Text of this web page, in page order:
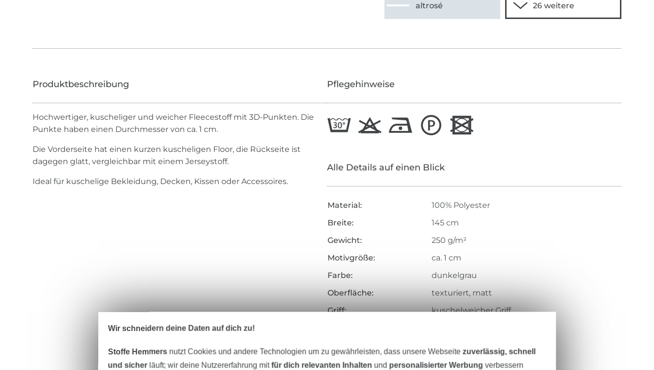
altrosé
Hochwertiger, kuscheliger und weicher Fleecestoff mit 3D-Punkten. Die
Punkte haben einen Durchmesser von ca. 1 cm.
Die Vorderseite hat einen kurzen kuscheligen Floor, die Rückseite ist
dagegen glatt, vergleichbar mit einem Jerseystoff.
Ideal für kuschelige Bekleidung, Decken, Kissen oder Accessoires.
Pflegehinweise
Alle Details auf einen Blick
Material:
100% Polyester
Breite:
145 cm
Gewicht:
250 g/m²
Motivgröße:
ca. 1 cm
Farbe:
dunkelgrau
Oberfläche:
texturiert, matt
Griff:
kuschelweicher Griff
Merkmale:
flauschig, weich, leicht, elastisch
Wir schneidern deine Daten auf dich zu!
Stoffe Hemmers nutzt Cookies und andere Technologien um zu gewährleisten, dass unsere Webseitezuverlässig, schnell
und sicherläuft; wir deine Nutzererfahrung mitfür dich relevanten Inhalten und personalisierter Werbung verbessern